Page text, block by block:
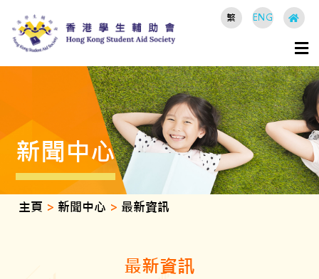
繁 ENG
新聞中心
主頁 > 新聞中心 > 最新資訊
最新資訊